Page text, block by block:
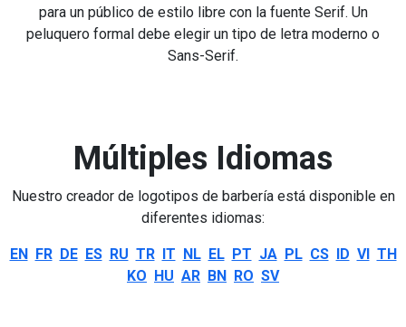
para un público de estilo libre con la fuente Serif. Un
peluquero formal debe elegir un tipo de letra moderno o
Sans-Serif.
Múltiples Idiomas
Nuestro creador de logotipos de barbería está disponible en
diferentes idiomas:
EN FR DE ES RU TR IT NL EL PT JA PL CS ID VI TH
KO HU AR BN RO SV